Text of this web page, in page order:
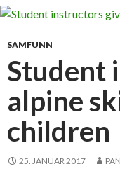
g
s
i
s
k
o
e
SAMFUNN
Student
alpine
children
25. JANUAR 2017